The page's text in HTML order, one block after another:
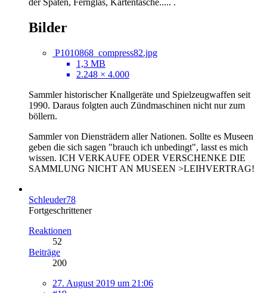
Bilder
P1010868_compress82.jpg
1,3 MB
2.248 × 4.000
Sammler historischer Knallgeräte und Spielzeugwaffen seit
1990. Daraus folgten auch Zündmaschinen nicht nur zum
böllern.
Sammler von Diensträdern aller Nationen. Sollte es Museen
geben die sich sagen "brauch ich unbedingt", lasst es mich
wissen. ICH VERKAUFE ODER VERSCHENKE DIE
SAMMLUNG NICHT AN MUSEEN >LEIHVERTRAG!
Schleuder78
Fortgeschrittener
Reaktionen
52
Beiträge
200
27. August 2019 um 21:06